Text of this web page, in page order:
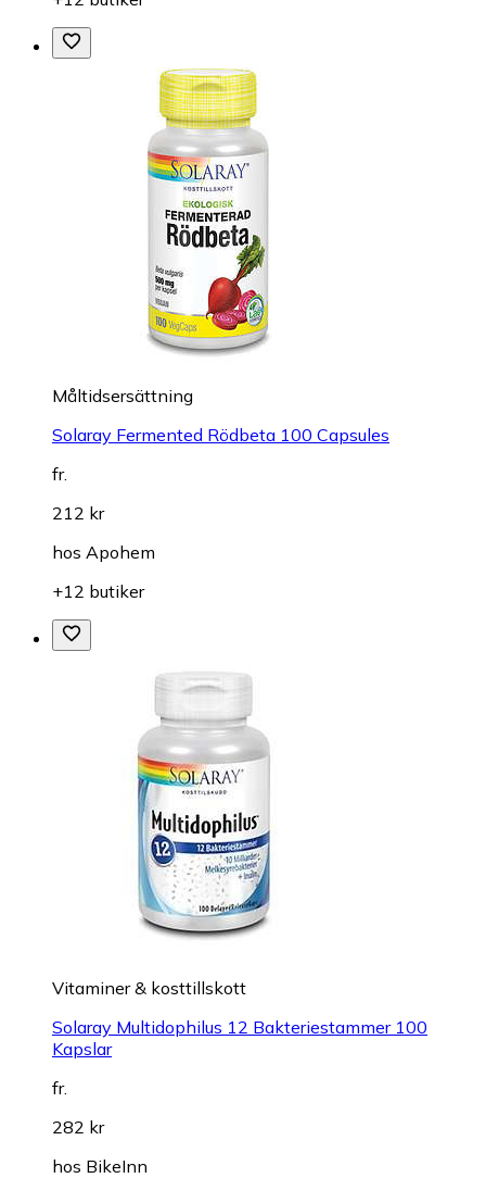
Måltidsersättning
Solaray Fermented Rödbeta 100 Capsules
fr.
212 kr
hos Apohem
+12 butiker
Vitaminer & kosttillskott
Solaray Multidophilus 12 Bakteriestammer 100
Kapslar
fr.
282 kr
hos BikeInn